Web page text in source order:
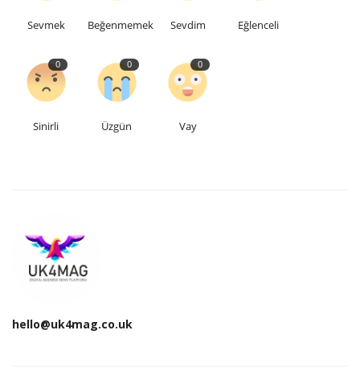
Teknoloji
Etkinlik
Hakkımızda
English
Sevmek Beğenmemek Sevdim Eğlenceli
0
Sinirli
0
Üzgün
0
Vay
hello@uk4mag.co.uk